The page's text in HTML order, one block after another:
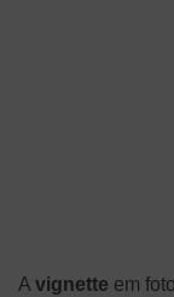
A vignette em